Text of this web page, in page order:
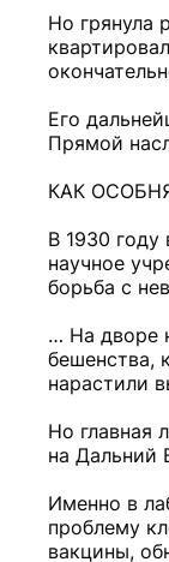
Но грянула
Его
Прямой
КАК
В 1930 году
научное
борьба с
… На дворе
бешенства,
нарастили
Но главная
на Дальний
Именно в
проблему
вакцины,